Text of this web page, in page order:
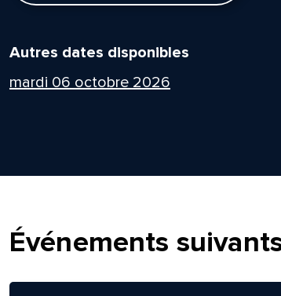
Autres dates disponibles
mardi 06 octobre 2026
Événements